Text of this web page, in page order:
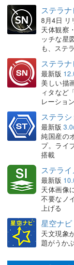
ステラ
8月4日 リ
天体観察
ッチな星
も、ステ
ステラ
最新版
美しい描
ィタなど
レーション
ステラ
最新版
純国産の
プ。ライ
搭載
ステラ
最新版
天体画像
不要なノ
上げる
星空ナビ
天文現象
題がうか